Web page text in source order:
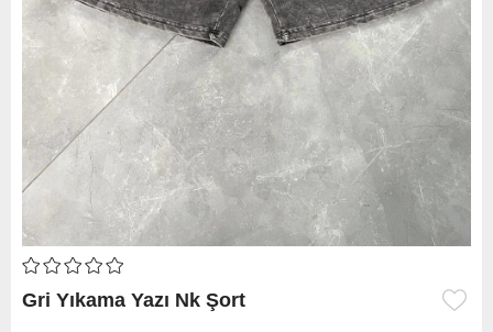
Gri Yıkama Yazı Nk Şort